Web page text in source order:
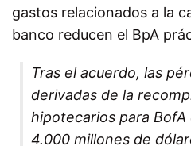
gastos relacionados a la
banco reducen el BpA
Tras el acuerdo, las
derivadas de la
hipotecarios para
4.000 millones de